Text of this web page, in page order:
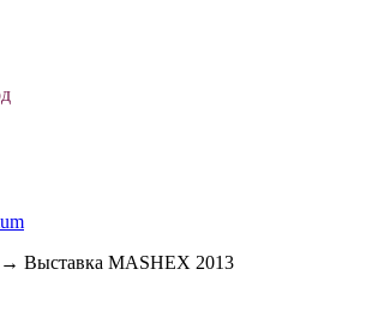
→ Выставка MASHEX 2013